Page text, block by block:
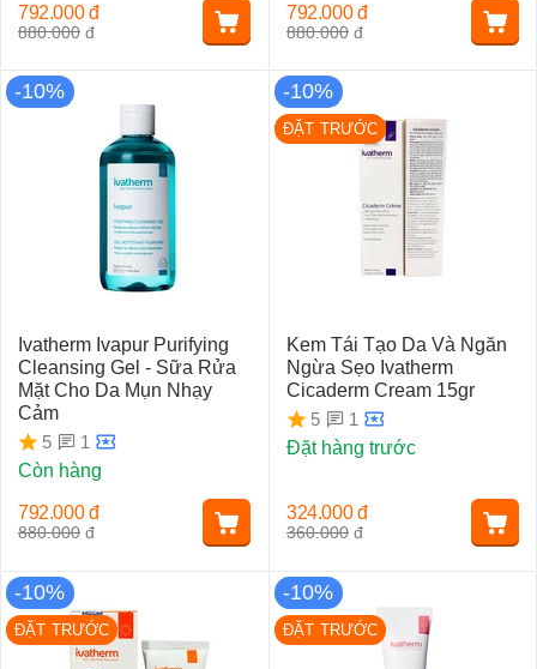
880.000 đ
792.000 đ
880.000 đ
792.000 đ
-10%
Ivatherm Ivapur Purifying
Cleansing Gel - Sữa Rửa
Mặt Cho Da Mụn Nhạy
Cảm
5
1
Còn hàng
880.000 đ
792.000 đ
-10%
ĐẶT TRƯỚC
Kem Tái Tạo Da Và Ngăn
Ngừa Sẹo Ivatherm
Cicaderm Cream 15gr
5
1
Đặt hàng trước
360.000 đ
324.000 đ
-10%
ĐẶT TRƯỚC
-10%
ĐẶT TRƯỚC